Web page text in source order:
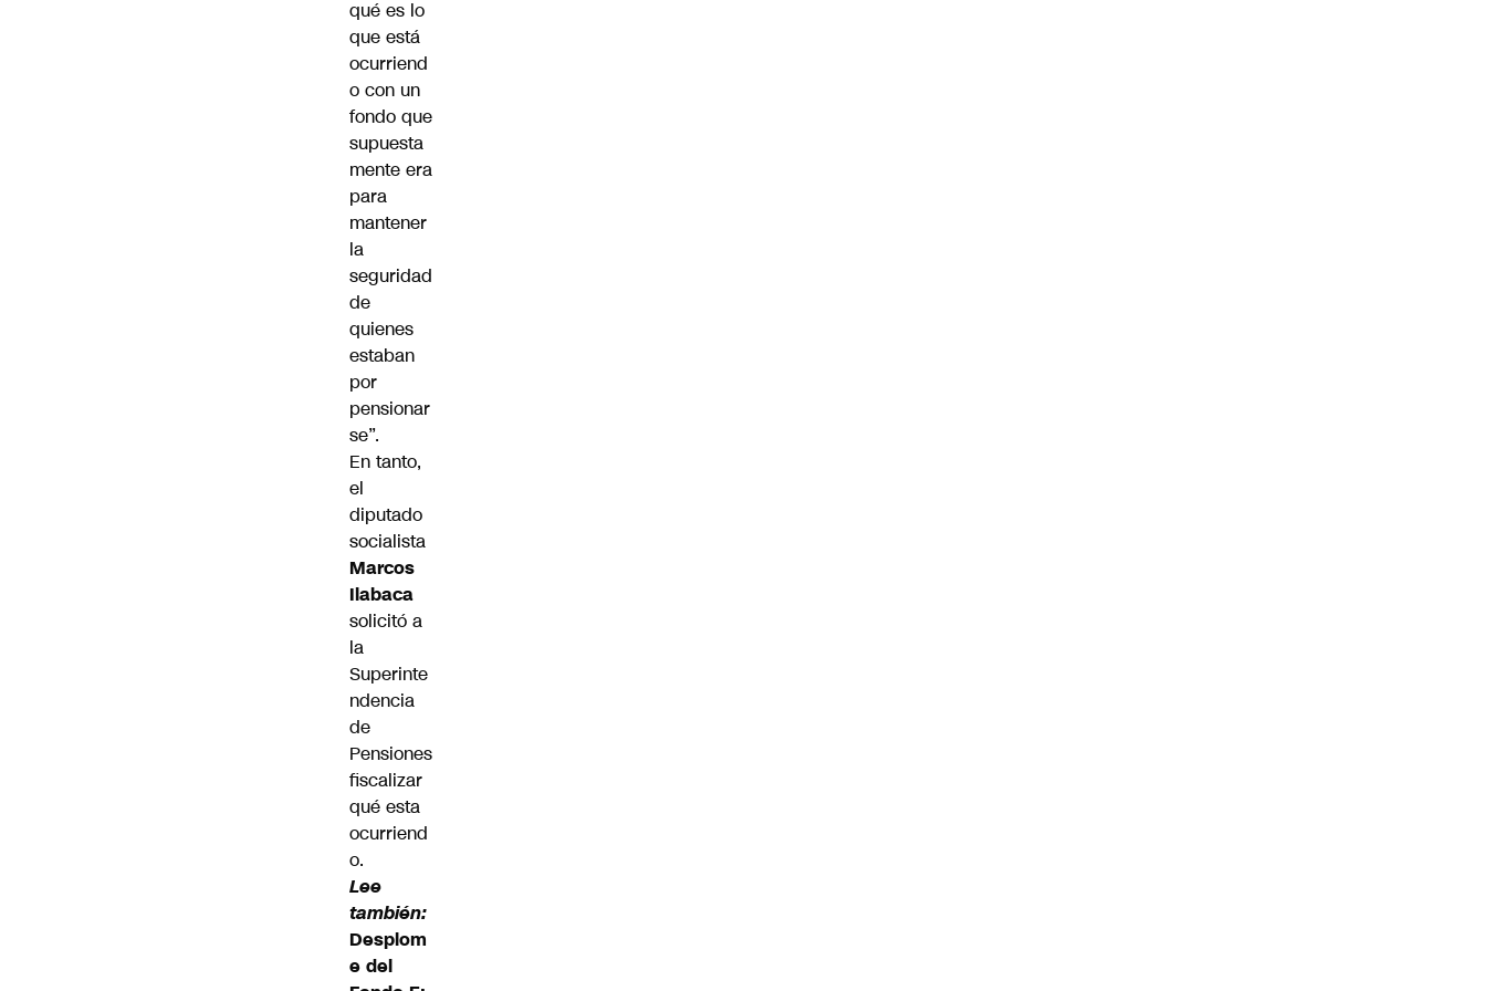
qué es lo
que está
ocurriend
o con un
fondo que
supuesta
mente era
para
mantener
la
seguridad
de
quienes
estaban
por
pensionar
se”.
En tanto,
el
diputado
socialista
Marcos
Ilabaca
solicitó a
la
Superinte
ndencia
de
Pensiones
fiscalizar
qué esta
ocurriend
o.
Lee
también:
Desplom
e del